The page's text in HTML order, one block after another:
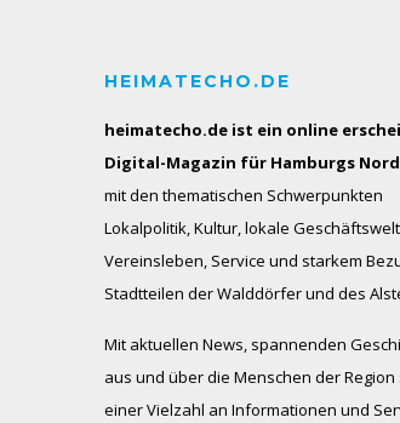
HEIMATECHO.DE
heimatecho.de ist ein online
Digital-Magazin für Hamburgs
mit den thematischen Schwerpunkten
Lokalpolitik, Kultur, lokale
Vereinsleben, Service und starkem
Stadtteilen der Walddörfer und des
Mit aktuellen News, spannenden
aus und über die Menschen der Region
einer Vielzahl an Informationen und